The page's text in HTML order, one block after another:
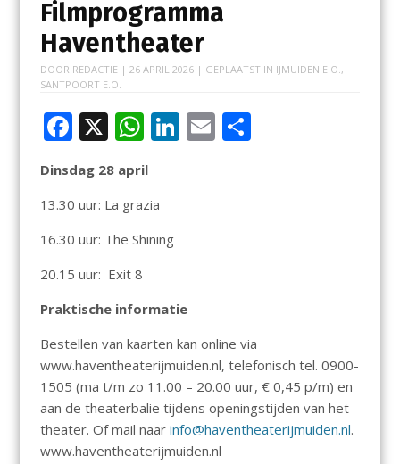
Filmprogramma
Haventheater
DOOR REDACTIE | 26 APRIL 2026| GEPLAATST IN IJMUIDEN E.O. ,
SANTPOORT E.O.
F
ac
e
b
o
o
k
X W
h
at
s
A
p
Li E D
Dinsdag 28 april
13.30 uur: La grazia
16.30 uur: The Shining
20.15 uur: Exit 8
Praktische informatie
Bestellen van kaarten kan online via
www.haventheaterijmuiden.nl, telefonisch tel. 0900-
1505 (ma t/m zo 11.00 – 20.00 uur, € 0,45 p/m) en
aan de theaterbalie tijdens openingstijden van het
theater. Of mail naar info@haventheaterijmuiden.nl.
www.haventheaterijmuiden.nl